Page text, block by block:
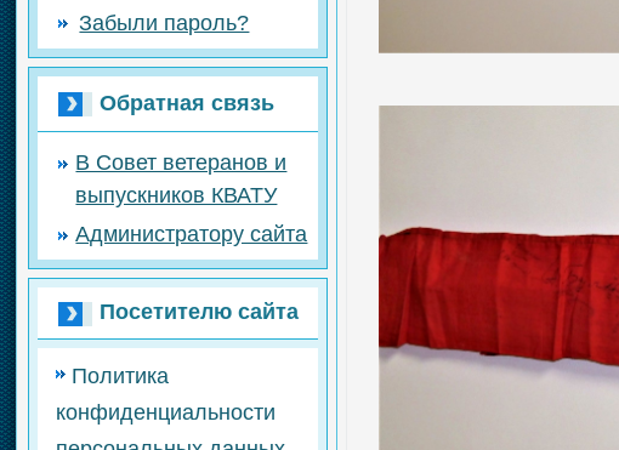
Забыли пароль?
Обратная связь
В Совет ветеранов и
выпускников КВАТУ
Администратору сайта
Посетителю сайта
Политика
конфиденциальности